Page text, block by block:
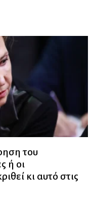
του
ή οι
κι αυτό στις